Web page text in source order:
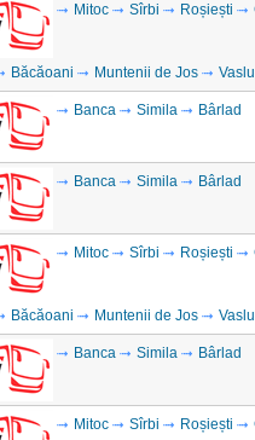
Mitoc Sîrbi Roșiești
Băcăoani Muntenii de Jos
Banca Simila Bârlad
Banca Simila Bârlad
Mitoc Sîrbi Roșiești
Băcăoani Muntenii de Jos
Banca Simila Bârlad
Mitoc Sîrbi Roșiești